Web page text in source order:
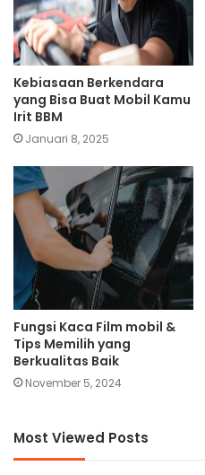
Kebiasaan Berkendara
yang Bisa Buat Mobil Kamu
Irit BBM
Januari 8, 2025
Fungsi Kaca Film mobil &
Tips Memilih yang
Berkualitas Baik
November 5, 2024
Most Viewed Posts